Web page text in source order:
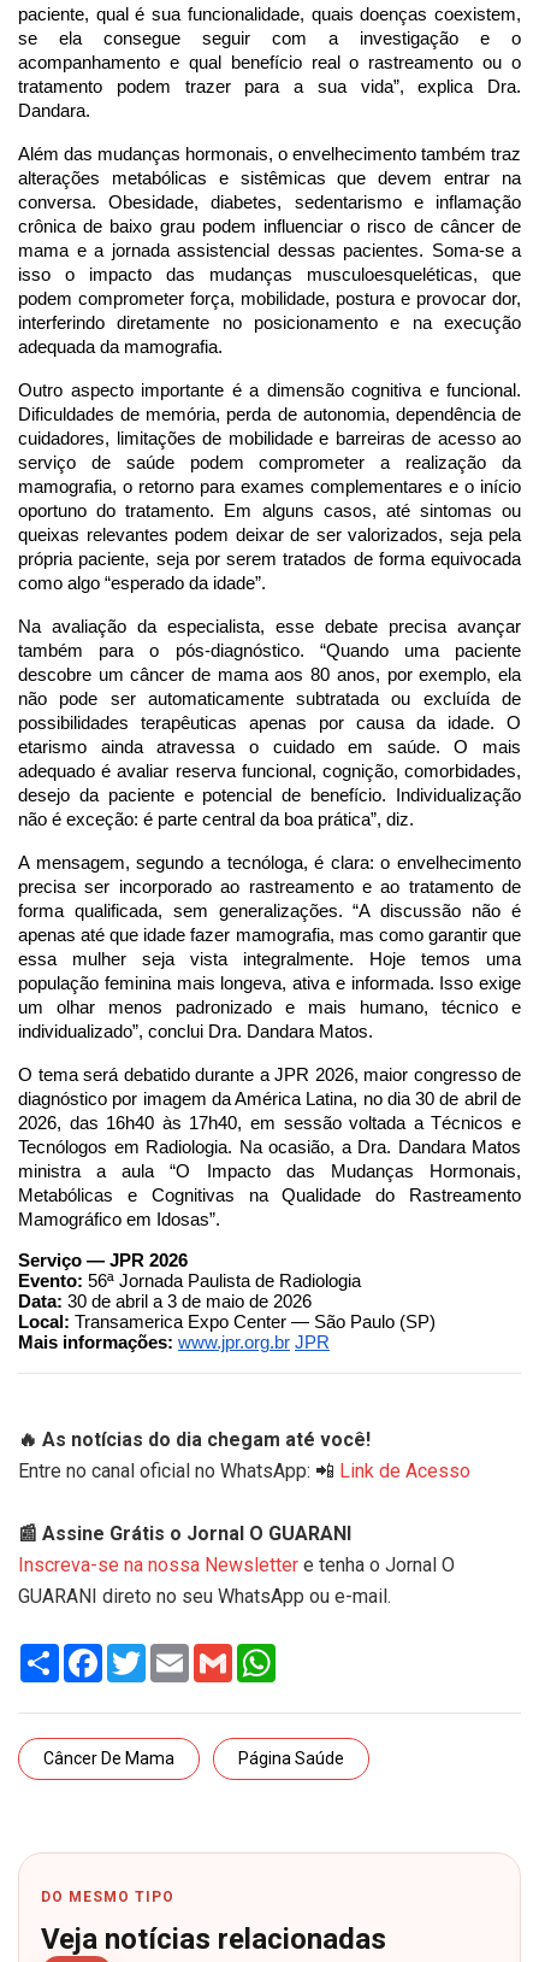
paciente, qual é sua funcionalidade, quais doenças coexistem,
se ela consegue seguir com a investigação e o
acompanhamento e qual benefício real o rastreamento ou o
tratamento podem trazer para a sua vida”, explica Dra.
Dandara.
Além das mudanças hormonais, o envelhecimento também traz
alterações metabólicas e sistêmicas que devem entrar na
conversa. Obesidade, diabetes, sedentarismo e inflamação
crônica de baixo grau podem influenciar o risco de câncer de
mama e a jornada assistencial dessas pacientes. Soma-se a
isso o impacto das mudanças musculoesqueléticas, que
podem comprometer força, mobilidade, postura e provocar dor,
interferindo diretamente no posicionamento e na execução
adequada da mamografia.
Outro aspecto importante é a dimensão cognitiva e funcional.
Dificuldades de memória, perda de autonomia, dependência de
cuidadores, limitações de mobilidade e barreiras de acesso ao
serviço de saúde podem comprometer a realização da
mamografia, o retorno para exames complementares e o início
oportuno do tratamento. Em alguns casos, até sintomas ou
queixas relevantes podem deixar de ser valorizados, seja pela
própria paciente, seja por serem tratados de forma equivocada
como algo “esperado da idade”.
Na avaliação da especialista, esse debate precisa avançar
também para o pós-diagnóstico. “Quando uma paciente
descobre um câncer de mama aos 80 anos, por exemplo, ela
não pode ser automaticamente subtratada ou excluída de
possibilidades terapêuticas apenas por causa da idade. O
etarismo ainda atravessa o cuidado em saúde. O mais
adequado é avaliar reserva funcional, cognição, comorbidades,
desejo da paciente e potencial de benefício. Individualização
não é exceção: é parte central da boa prática”, diz.
A mensagem, segundo a tecnóloga, é clara: o envelhecimento
precisa ser incorporado ao rastreamento e ao tratamento de
forma qualificada, sem generalizações. “A discussão não é
apenas até que idade fazer mamografia, mas como garantir que
essa mulher seja vista integralmente. Hoje temos uma
população feminina mais longeva, ativa e informada. Isso exige
um olhar menos padronizado e mais humano, técnico e
individualizado”, conclui Dra. Dandara Matos.
O tema será debatido durante a JPR 2026, maior congresso de
diagnóstico por imagem da América Latina, no dia 30 de abril de
2026, das 16h40 às 17h40, em sessão voltada a Técnicos e
Tecnólogos em Radiologia. Na ocasião, a Dra. Dandara Matos
ministra a aula “O Impacto das Mudanças Hormonais,
Metabólicas e Cognitivas na Qualidade do Rastreamento
Mamográfico em Idosas”.
Serviço — JPR 2026
Evento: 56ª Jornada Paulista de Radiologia
Data: 30 de abril a 3 de maio de 2026
Local: Transamerica Expo Center — São Paulo (SP)
Mais informações: www.jpr.org.br JPR
🔥 As notícias do dia chegam até você!
Entre no canal oficial no WhatsApp: 📲 Link de Acesso
📰 Assine Grátis o Jornal O GUARANI
Inscreva-se na nossa Newsletter e tenha o Jornal O
GUARANI direto no seu WhatsApp ou e-mail.
Share Facebook
TwitterEmail Gmail
Câncer De Mama Página Saúde
DO MESMO TIPO
Veja notícias relacionadas